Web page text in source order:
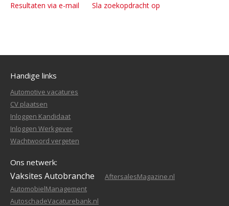
Resultaten via e-mail Sla zoekopdracht op
Handige links
Automotive vacatures
CV plaatsen
Inloggen Kandidaat
Inloggen Werkgever
Wachtwoord vergeten
Ons netwerk:
Vaksites Autobranche
AftersalesMagazine.nl
AutomobielManagement
AutoschadeVacaturebank.nl